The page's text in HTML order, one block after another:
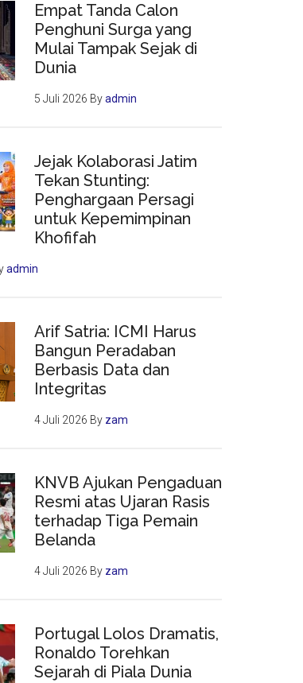
Empat Tanda Calon
Penghuni Surga yang
Mulai Tampak Sejak di
Dunia
5 Juli 2026 Byadmin
Jejak Kolaborasi Jatim
Tekan Stunting:
Penghargaan Persagi
untuk Kepemimpinan
Khofifah
admin
Arif Satria: ICMI Harus
Bangun Peradaban
Berbasis Data dan
Integritas
4 Juli 2026 By zam
KNVB Ajukan Pengaduan
Resmi atas Ujaran Rasis
terhadap Tiga Pemain
Belanda
4 Juli 2026 By zam
Portugal Lolos Dramatis,
Ronaldo Torehkan
Sejarah di Piala Dunia